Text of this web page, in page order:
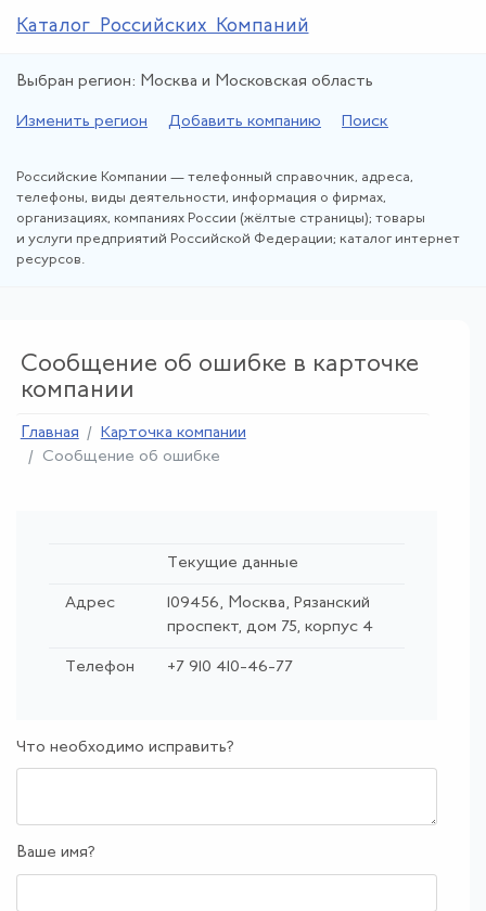
Каталог Российских Компаний
Выбран регион: Москва и Московская область
Изменить регион Добавить компанию Поиск
Российские Компании — телефонный справочник, адреса,
телефоны, виды деятельности, информация о фирмах,
организациях, компаниях России (жёлтые страницы); товары
и услуги предприятий Российской Федерации; каталог интернет
ресурсов.
Сообщение об ошибке в карточке
компании
Главная
Карточка компании
Сообщение об ошибке
Текущие данные
Адрес
109456, Москва, Рязанский
проспект, дом 75, корпус 4
Телефон +7 910 410-46-77
Что необходимо исправить?
Ваше имя?